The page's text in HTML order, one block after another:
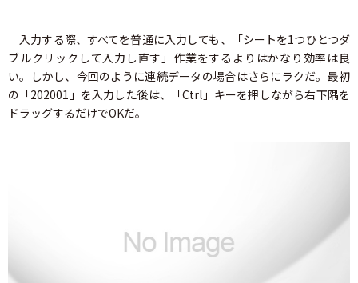
入力する際、すべてを普通に入力しても、「シートを1つひとつダ
ブルクリックして入力し直す」作業をするよりはかなり効率は良
い。しかし、今回のように連続データの場合はさらにラクだ。最初
の「202001」を入力した後は、「Ctrl」キーを押しながら右下隅を
ドラッグするだけでOKだ。